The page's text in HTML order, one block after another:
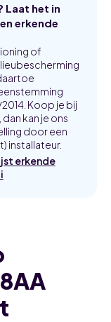
Laat het in
erkende
of
Koop je bij
kan je ons
door een
installateur.
erkende